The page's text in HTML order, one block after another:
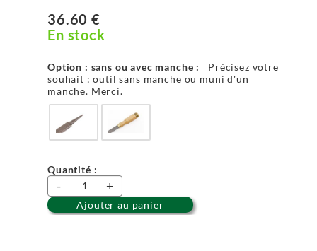
36.60 €
En stock
Option : sans ou avec manche :
Précisez votre
souhait : outil sans manche ou muni d'un
manche. Merci.
Quantité :
- +
Ajouter au panier